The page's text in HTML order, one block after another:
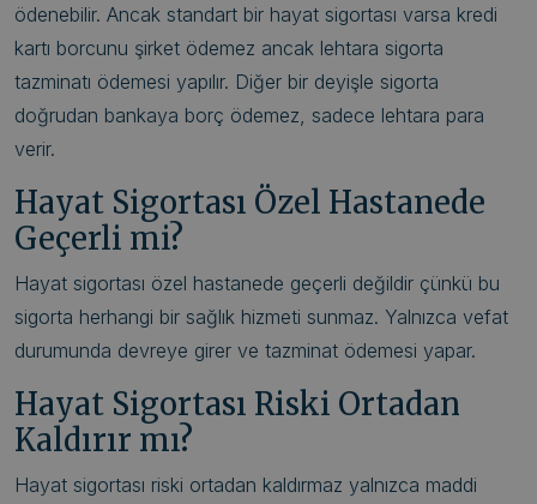
ödenebilir. Ancak standart bir hayat sigortası varsa kredi
kartı borcunu şirket ödemez ancak lehtara sigorta
tazminatı ödemesi yapılır. Diğer bir deyişle sigorta
doğrudan bankaya borç ödemez, sadece lehtara para
verir.
Hayat Sigortası Özel Hastanede
Geçerli mi?
Hayat sigortası özel hastanede geçerli değildir çünkü bu
sigorta herhangi bir sağlık hizmeti sunmaz. Yalnızca vefat
durumunda devreye girer ve tazminat ödemesi yapar.
Hayat Sigortası Riski Ortadan
Kaldırır mı?
Hayat sigortası riski ortadan kaldırmaz yalnızca maddi